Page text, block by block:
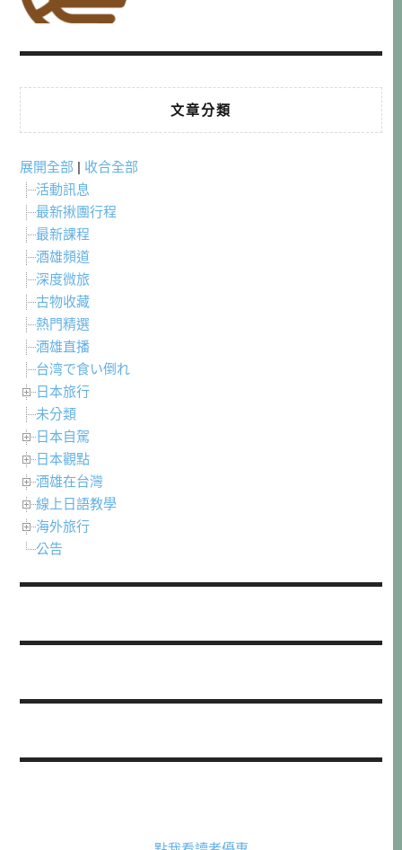
文章分類
展開全部 | 收合全部
活動訊息
最新揪團行程
最新課程
酒雄頻道
深度微旅
古物收藏
熱門精選
酒雄直播
台湾で食い倒れ
日本旅行
未分類
日本自駕
日本觀點
酒雄在台灣
線上日語教學
海外旅行
公告